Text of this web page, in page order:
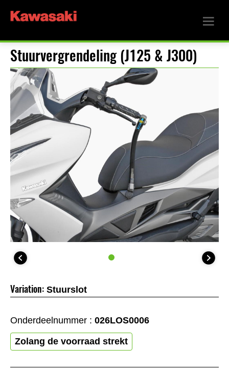
Stuurvergrendeling (J125 & J300)
Variation: Stuurslot
Onderdeelnummer : 026LOS0006
Zolang de voorraad strekt